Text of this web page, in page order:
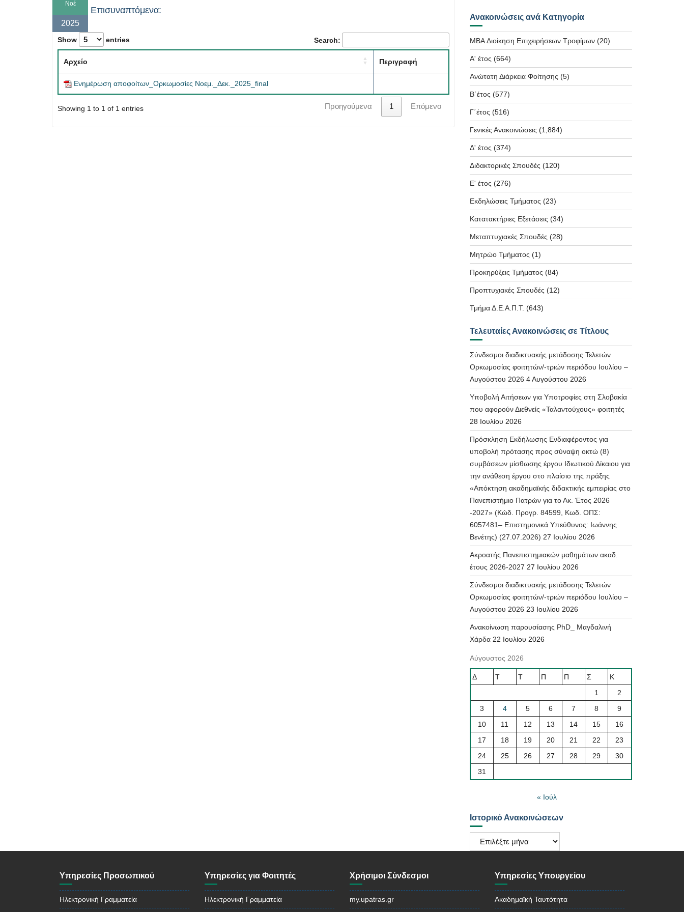
Νοέ
2025
Επισυναπτόμενα:
Show entries Search:
Αρχείο Περιγραφή
Ενημέρωση αποφοίτων_Ορκωμοσίες Νοεμ._Δεκ._2025_final
Showing 1 to 1 of 1 entries Προηγούμενα 1 Επόμενο
Ανακοινώσεις ανά Κατηγορία
MBA Διοίκηση Επιχειρήσεων Τροφίμων(20)
Α' έτος (664)
Ανώτατη Διάρκεια Φοίτησης (5)
Β΄έτος (577)
Γ΄έτος (516)
Γενικές Ανακοινώσεις (1,884)
Δ' έτος (374)
Διδακτορικές Σπουδές (120)
Ε' έτος (276)
Εκδηλώσεις Τμήματος (23)
Κατατακτήριες Εξετάσεις (34)
Μεταπτυχιακές Σπουδές (28)
Μητρώο Τμήματος (1)
Προκηρύξεις Τμήματος (84)
Προπτυχιακές Σπουδές (12)
Τμήμα Δ.Ε.Α.Π.Τ. (643)
Τελευταίες Ανακοινώσεις σε Τίτλους
Σύνδεσμοι διαδικτυακής μετάδοσης Τελετών
Ορκωμοσίας φοιτητών/-τριών περιόδου Ιουλίου –
Αυγούστου 2026 4 Αυγούστου 2026
Υποβολή Αιτήσεων για Υποτροφίες στη Σλοβακία
που αφορούν Διεθνείς «Ταλαντούχους» φοιτητές
28 Ιουλίου 2026
Πρόσκληση Εκδήλωσης Ενδιαφέροντος για
υποβολή πρότασης προς σύναψη οκτώ (8)
συμβάσεων μίσθωσης έργου Ιδιωτικού Δίκαιου για
την ανάθεση έργου στο πλαίσιο της πράξης
«Απόκτηση ακαδημαϊκής διδακτικής εμπειρίας στο
Πανεπιστήμιο Πατρών για το Ακ. Έτος 2026
-2027» (Κώδ. Προγρ. 84599, Κωδ. ΟΠΣ:
6057481– Επιστημονικά Υπεύθυνος: Ιωάννης
Βενέτης) (27.07.2026) 27 Ιουλίου 2026
Ακροατής Πανεπιστημιακών μαθημάτων ακαδ.
έτους 2026-2027 27 Ιουλίου 2026
Σύνδεσμοι διαδικτυακής μετάδοσης Τελετών
Ορκωμοσίας φοιτητών/-τριών περιόδου Ιουλίου –
Αυγούστου 2026 23 Ιουλίου 2026
Ανακοίνωση παρουσίασης PhD_ Μαγδαλινή
Χάρδα 22 Ιουλίου 2026
Αύγουστος 2026
Δ Τ Τ Π Π Σ
Κ
1
2
3
4 5 6 7 8
9
10
11 12 13 14 15
16
17
18 19 20 21 22
23
24
25 26 27 28 29
30
31
« Ιούλ
Ιστορικό Ανακοινώσεων
Ιστορικό
Ανακοινώσεων
Υπηρεσίες Προσωπικού
Ηλεκτρονική Γραμματεία
Υπηρεσίες για Φοιτητές
Ηλεκτρονική Γραμματεία
Χρήσιμοι Σύνδεσμοι
my.upatras.gr
Υπηρεσίες Υπουργείου
Ακαδημαϊκή Ταυτότητα